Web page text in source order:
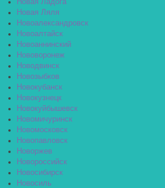
Новая Ладога
Новая Ляля
Новоалександровск
Новоалтайск
Новоаннинский
Нововоронеж
Новодвинск
Новозыбков
Новокубанск
Новокузнецк
Новокуйбышевск
Новомичуринск
Новомосковск
Новопавловск
Новоржев
Новороссийск
Новосибирск
Новосиль